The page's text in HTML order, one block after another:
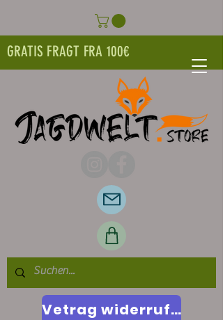
GRATIS FRAGT FRA 100€
Vetrag widerrufen